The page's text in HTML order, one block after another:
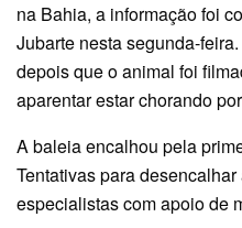
na Bahia, a informação foi
Jubarte nesta segunda-
depois que o animal foi
aparentar estar chorando
A baleia encalhou pela
Tentativas para
especialistas com apoio de